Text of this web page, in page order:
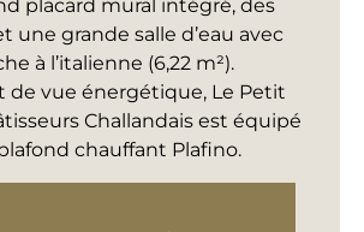
placard mural intégré, des
une grande salle d’eau avec
à l’italienne (6,22 m²).
de vue énergétique, Le Petit
Challandais est équipé
chauffant Plafino.